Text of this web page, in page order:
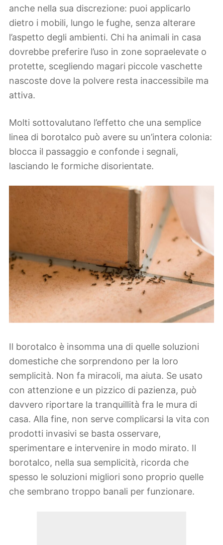
anche nella sua discrezione: puoi applicarlo
dietro i mobili, lungo le fughe, senza alterare
l’aspetto degli ambienti. Chi ha animali in casa
dovrebbe preferire l’uso in zone sopraelevate o
protette, scegliendo magari piccole vaschette
nascoste dove la polvere resta inaccessibile ma
attiva.
Molti sottovalutano l’effetto che una semplice
linea di borotalco può avere su un’intera colonia:
blocca il passaggio e confonde i segnali,
lasciando le formiche disorientate.
Il borotalco è insomma una di quelle soluzioni
domestiche che sorprendono per la loro
semplicità. Non fa miracoli, ma aiuta. Se usato
con attenzione e un pizzico di pazienza, può
davvero riportare la tranquillità fra le mura di
casa. Alla fine, non serve complicarsi la vita con
prodotti invasivi se basta osservare,
sperimentare e intervenire in modo mirato. Il
borotalco, nella sua semplicità, ricorda che
spesso le soluzioni migliori sono proprio quelle
che sembrano troppo banali per funzionare.